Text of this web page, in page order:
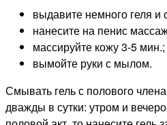
выдавите немного геля и
нанесите на пенис
массируйте кожу 3-5 мин.;
вымойте руки с мылом.
Смывать гель с полового
дважды в сутки: утром и